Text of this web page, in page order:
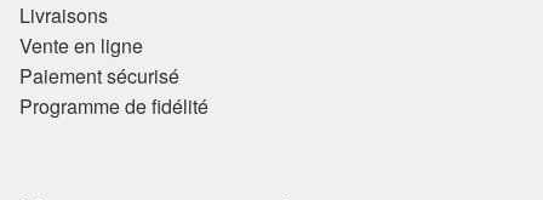
Livraisons
Vente en ligne
Paiement sécurisé
Programme de fidélité